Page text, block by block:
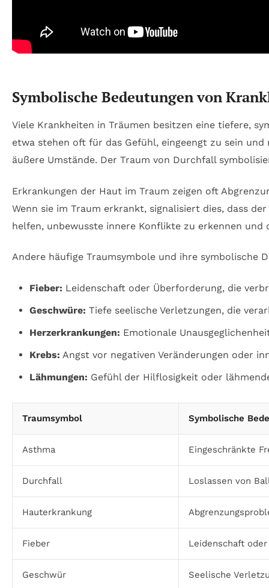
Symbolische Bedeutungen von
Viele Krankheiten in Träumen besitzen eine tiefere,
etwa stehen oft für das Gefühl, eingeengt zu sein
äußere Umstände. Der Traum von Durchfall
Erkrankungen der Haut im Traum zeigen oft
Wenn sie im Traum erkrankt, signalisiert dies, dass
helfen, unbewusste innere Konflikte zu erkennen und
Andere häufige Traumsymbole und ihre symbolische
Fieber: Leidenschaft oder Überforderung, die
Geschwüre: Tiefe seelische Verletzungen, die
Herzerkrankungen: Emotionale
Krebs: Angst vor negativen Veränderungen oder
Lähmungen: Gefühl der Hilflosigkeit oder
Traumsymbol Symbolische
Asthma Eingeschränkte
Durchfall Loslassen von
Hauterkrankung
Fieber Leidenschaft
Geschwür Seelische